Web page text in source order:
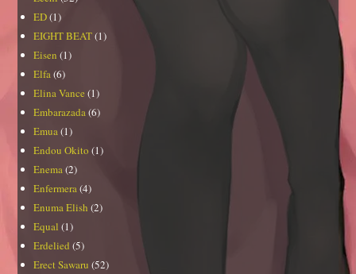
ED(1)
EIGHT BEAT(1)
Eisen (1)
Elfa(6)
Elina Vance (1)
Embarazada(6)
Emua(1)
Endou Okito (1)
Enema(2)
Enfermera(4)
Enuma Elish (2)
Equal (1)
Erdelied (5)
Erect Sawaru (52)